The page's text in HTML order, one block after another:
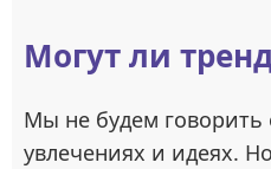
Могут ли
Мы не будем говорить
увлечениях и идеях.